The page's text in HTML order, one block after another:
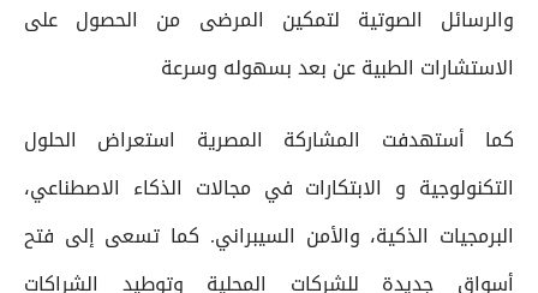
والرسائل الصوتية لتمكين المرضى من الحصول على
الاستشارات الطبية عن بعد بسهوله وسرعة
كما أستهدفت المشاركة المصرية استعراض الحلول
التكنولوجية و الابتكارات في مجالات الذكاء الاصطناعي،
البرمجيات الذكية، والأمن السيبراني. كما تسعى إلى فتح
أسواق جديدة للشركات المحلية وتوطيد الشراكات